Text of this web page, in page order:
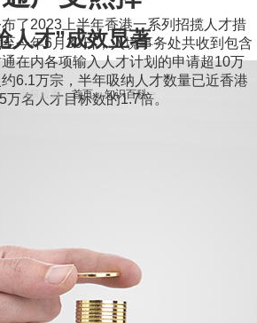
当前位置：首页>知识百科>
了2023上半年香港一系列招揽人才措
今年6月30日，入境事务处共收到包含
在内各项输入人才计划的申请超10万
6.1万宗，半年吸纳人才数量已近香港
名人才目标数的1.7倍。
人才”成效显著